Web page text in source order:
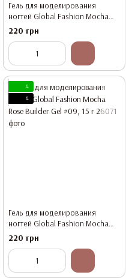
Гель для моделирования
ногтей Global Fashion Mocha
Rose Builder Gel #05, 15 г
220 грн
4
4
Гель для моделирования
ногтей Global Fashion Mocha
Rose Builder Gel #09, 15 г
220 грн